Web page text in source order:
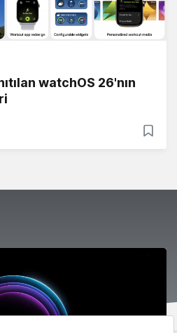
watchOS 26'nın